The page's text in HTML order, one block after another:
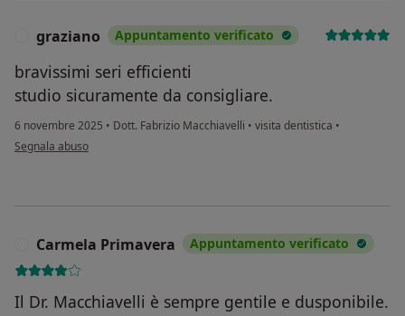
graziano Appuntamento verificato
bravissimi seri efficienti
studio sicuramente da consigliare.
6 novembre 2025 • Dott. Fabrizio Macchiavelli • visita dentistica •
secondo l'opinione dell'utente graziano
Segnala abuso
Carmela Primavera Appuntamento verificato
Il Dr. Macchiavelli è sempre gentile e dusponibile.